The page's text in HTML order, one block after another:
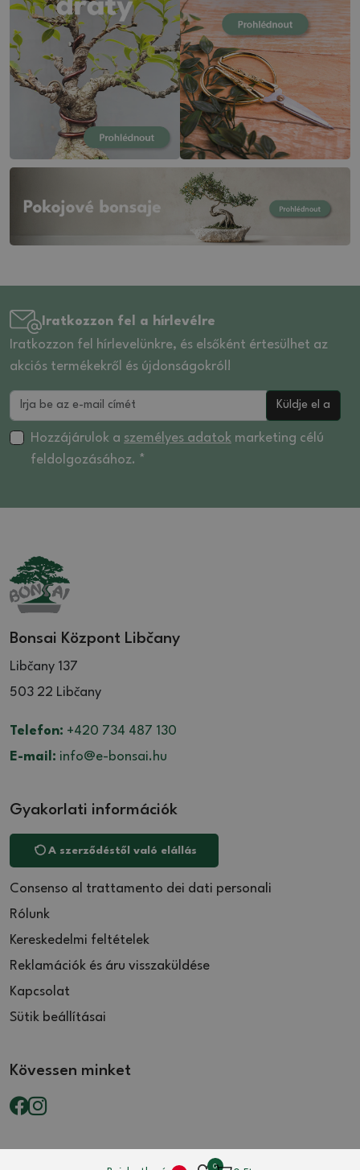
0
Iratkozzon fel a hírlevélre
Iratkozzon fel hírlevelünkre, és elsőként értesülhet az
akciós termékekről és újdonságokról!
Küldje el a
Hozzájárulok a személyes adatok marketing célú
feldolgozásához. *
Bonsai Központ Libčany
Libčany 137
503 22 Libčany
Telefon: +420 734 487 130
E-mail: info@e-bonsai.hu
Gyakorlati információk
A szerződéstől való elállás
Consenso al trattamento dei dati personali
Rólunk
Kereskedelmi feltételek
Reklamációk és áru visszaküldése
Kapcsolat
Sütik beállításai
Kövessen minket